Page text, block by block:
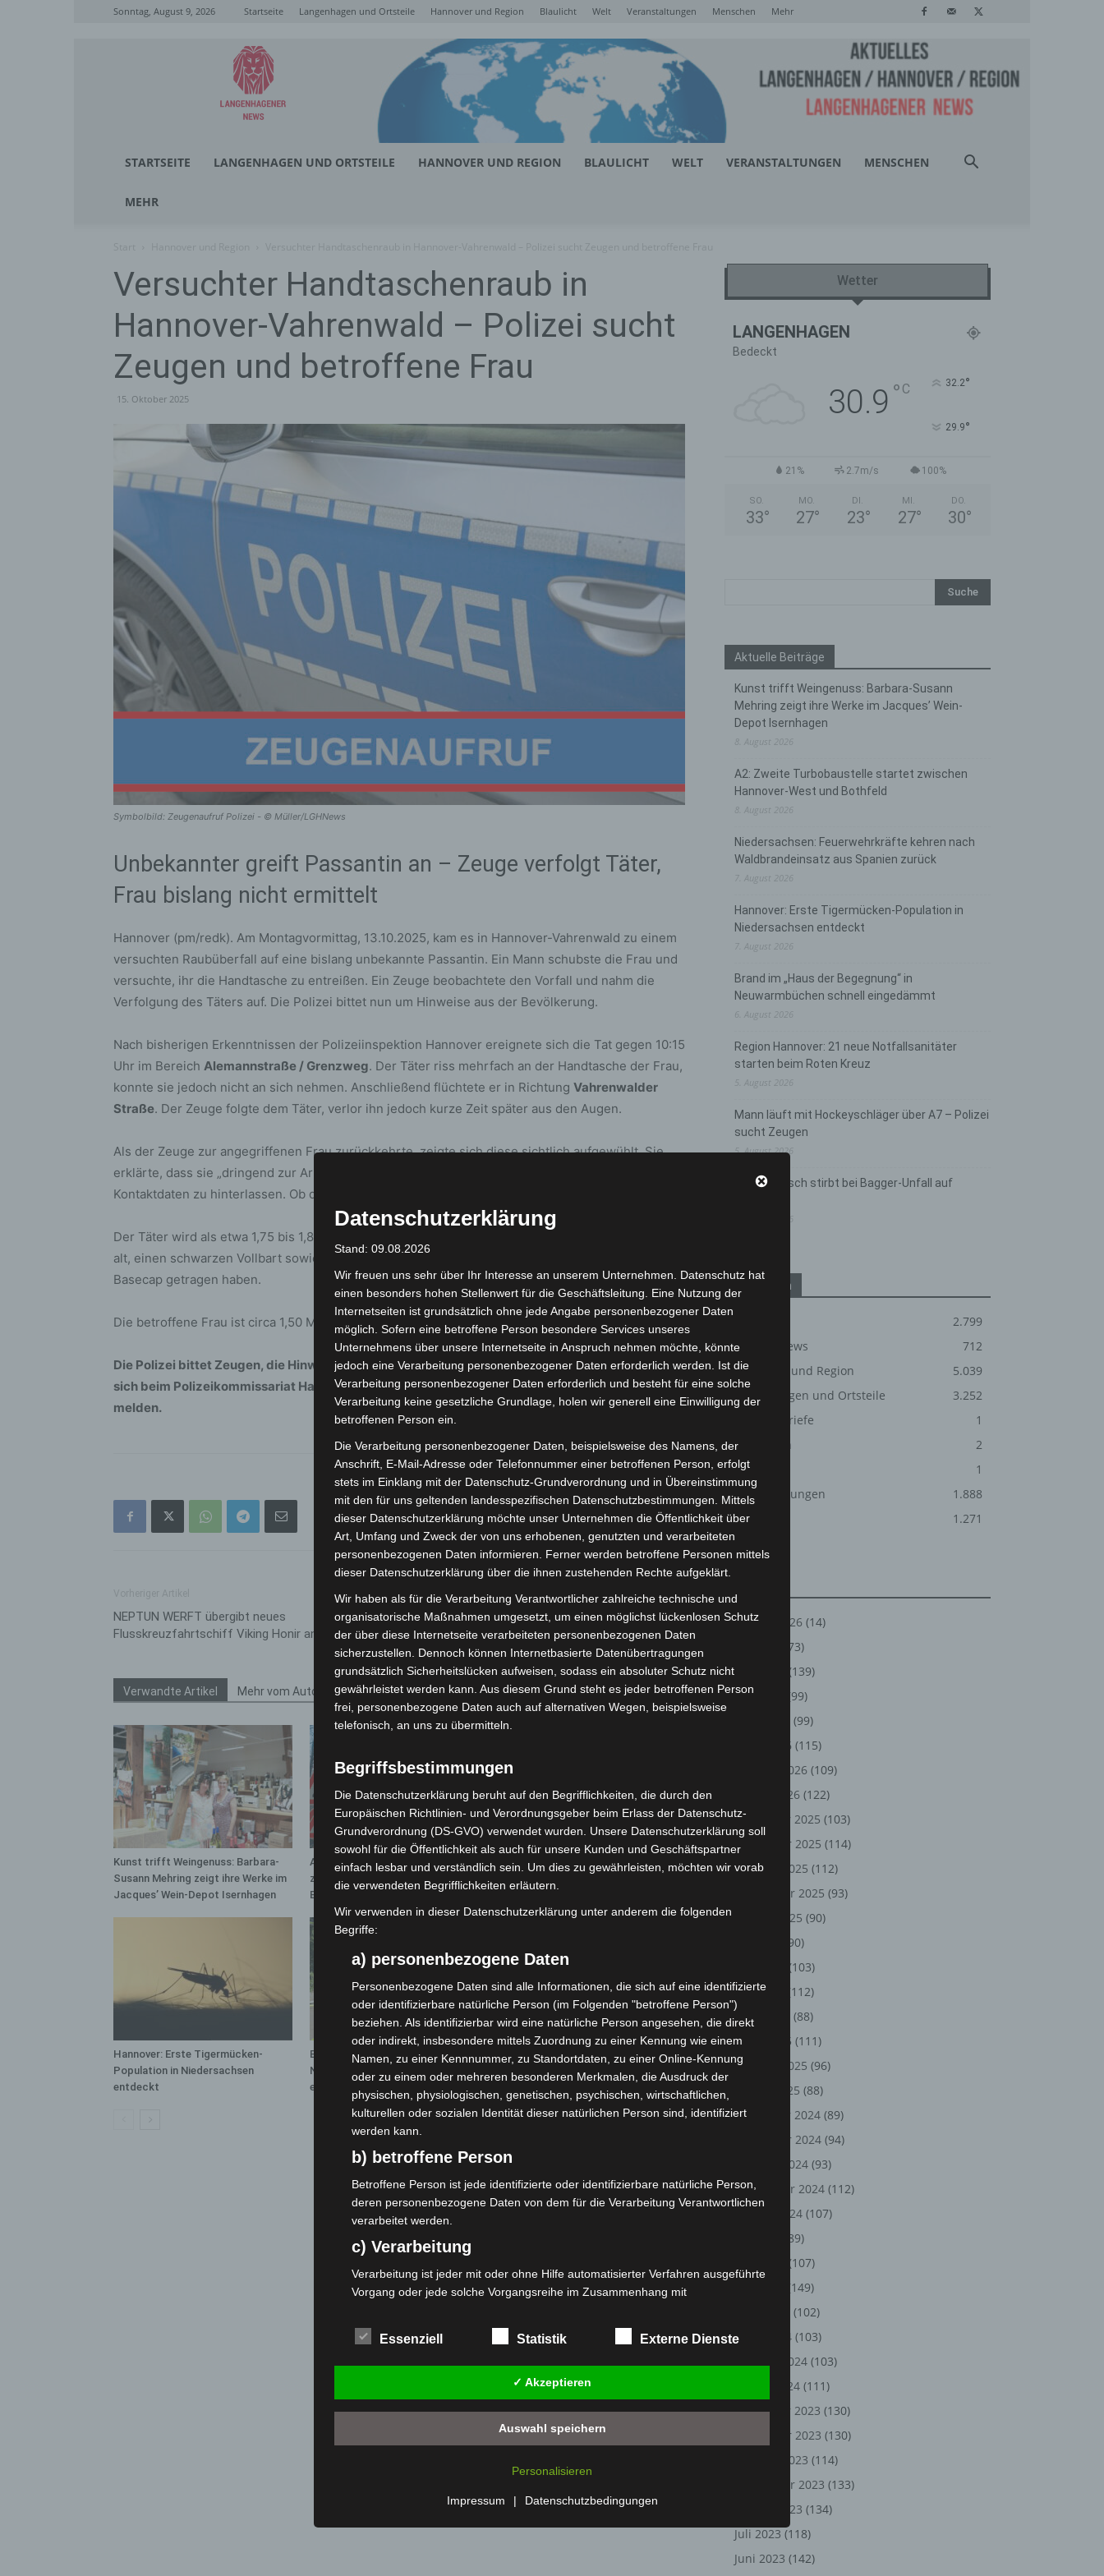
Sonntag, August 9, 2026 Startseite Langenhagen und Ortsteile Hannover und Region Blaulicht Welt Veranstaltungen Menschen Mehr
Langenhagener
News
STARTSEITE LANGENHAGEN UND ORTSTEILE HANNOVER UND REGION BLAULICHT WELT VERANSTALTUNGEN MENSCHEN
MEHR
Versuchter Handtaschenraub in
Hannover-Vahrenwald – Polizei sucht
Zeugen und betroffene Frau
15. Oktober 2025
Symbolbild: Zeugenaufruf Polizei - © Müller/LGHNews
Unbekannter greift Passantin an – Zeuge verfolgt Täter,
Frau bislang nicht ermittelt
Hannover (pm/redk). Am Montagvormittag, 13.10.2025, kam es in Hannover-Vahrenwald zu einem
versuchten Raubüberfall auf eine bislang unbekannte Passantin. Ein Mann schubste die Frau und
versuchte, ihr die Handtasche zu entreißen. Ein Zeuge beobachtete den Vorfall und nahm die
Verfolgung des Täters auf. Die Polizei bittet nun um Hinweise aus der Bevölkerung.
Nach bisherigen Erkenntnissen der Polizeiinspektion Hannover ereignete sich die Tat gegen 10:15
Uhr im Bereich Alemannstraße / Grenzweg. Der Täter riss mehrfach an der Handtasche der Frau,
konnte sie jedoch nicht an sich nehmen. Anschließend flüchtete er in Richtung Vahrenwalder
Straße. Der Zeuge folgte dem Täter, verlor ihn jedoch kurze Zeit später aus den Augen.
Als der Zeuge zur angegriffenen Frau zurückkehrte, zeigte sich diese sichtlich aufgewühlt. Sie
erklärte, dass sie „dringend zur Arbeit müsse“ und verließ daraufhin die Örtlichkeit, ohne ihre
Kontaktdaten zu hinterlassen. Ob die Frau durch den Angriff verletzt wurde, ist bislang unklar.
Der Täter wird als etwa 1,75 bis 1,80 Meter groß und schlank beschrieben. Er soll rund 30 Jahre
alt, einen schwarzen Vollbart sowie einen dunkelblauen Mantel und eine beige-braun gemusterte
Basecap getragen haben.
Die betroffene Frau ist circa 1,50 Meter groß, etwa 55 Jahre alt und hat blonde Haare.
Die Polizei bittet Zeugen, die Hinweise zu dem Täter oder der betroffenen Frau geben können,
sich beim Polizeikommissariat Hannover-Nordstadt unter der Telefonnummer 0511 109-3117 zu
melden.
NEPTUN WERFT übergibt neues
Flusskreuzfahrtschiff Viking Honir an Viking
Nächster Artikel
Neue Übersichtsseite bündelt alle Online-Kurse
der Verbraucherzentralen
Verwandte Artikel Mehr vom Autor
Kunst trifft Weingenuss: Barbara-
Susann Mehring zeigt ihre Werke im
Jacques’ Wein-Depot Isernhagen
A2: Zweite Turbobaustelle startet
zwischen Hannover-West und
Bothfeld
Niedersachsen: Feuerwehrkräfte
kehren nach Waldbrandeinsatz aus
Hannover: Erste Tigermücken-
Population in Niedersachsen
entdeckt
Brand im „Haus der Begegnung“ in
Neuwarmbüchen schnell
eingedämmt
Region Hannover: 21 neue
Notfallsanitäter starten beim Roten
Wetter
LANGENHAGEN
Bedeckt
30.9 ° C 32.2°
29.9°
21% 2.7m/s 100%
SO.
33°
MO.
27°
DI.
23°
MI.
27°
DO.
30°
Aktuelle Beiträge
Kunst trifft Weingenuss: Barbara-Susann
Mehring zeigt ihre Werke im Jacques’ Wein-
Depot Isernhagen
8. August 2026
A2: Zweite Turbobaustelle startet zwischen
Hannover-West und Bothfeld
8. August 2026
Niedersachsen: Feuerwehrkräfte kehren nach
Waldbrandeinsatz aus Spanien zurück
7. August 2026
Hannover: Erste Tigermücken-Population in
Niedersachsen entdeckt
7. August 2026
Brand im „Haus der Begegnung“ in
Neuwarmbüchen schnell eingedämmt
6. August 2026
Region Hannover: 21 neue Notfallsanitäter
starten beim Roten Kreuz
5. August 2026
Mann läuft mit Hockeyschläger über A7 – Polizei
sucht Zeugen
5. August 2026
Celle: Mensch stirbt bei Bagger-Unfall auf
Kategorien
2.799
Corona-News
712
Hannover und Region
5.039
Langenhagen und Ortsteile
3.252
Leserbriefe
1
Menschen
2
Über uns
1
Veranstaltungen
1.888
Welt
1.271
August 2026 (14)
(73)
(139)
Mai 2026
(99)
(99)
März 2026 (115)
Februar 2026 (109)
Januar 2026 (122)
Dezember 2025 (103)
November 2025 (114)
Oktober 2025 (112)
September 2025 (93)
August 2025 (90)
(90)
(103)
Mai 2025
(112)
April 2025
(88)
März 2025 (111)
Februar 2025 (96)
Januar 2025 (88)
Dezember 2024 (89)
November 2024 (94)
Oktober 2024 (93)
September 2024 (112)
August 2024 (107)
(89)
(107)
(149)
(102)
März 2024 (103)
Februar 2024 (103)
Januar 2024 (111)
Dezember 2023 (130)
November 2023 (130)
Oktober 2023 (114)
September 2023 (133)
August 2023 (134)
Juli 2023 (118)
Juni 2023 (142)
Datenschutzerklärung
Stand: 09.08.2026
Wir freuen uns sehr über Ihr Interesse an unserem Unternehmen. Datenschutz hat
einen besonders hohen Stellenwert für die Geschäftsleitung. Eine Nutzung der
Internetseiten ist grundsätzlich ohne jede Angabe personenbezogener Daten
möglich. Sofern eine betroffene Person besondere Services unseres
Unternehmens über unsere Internetseite in Anspruch nehmen möchte, könnte
jedoch eine Verarbeitung personenbezogener Daten erforderlich werden. Ist die
Verarbeitung personenbezogener Daten erforderlich und besteht für eine solche
Verarbeitung keine gesetzliche Grundlage, holen wir generell eine Einwilligung der
betroffenen Person ein.
Die Verarbeitung personenbezogener Daten, beispielsweise des Namens, der
Anschrift, E-Mail-Adresse oder Telefonnummer einer betroffenen Person, erfolgt
stets im Einklang mit der Datenschutz-Grundverordnung und in Übereinstimmung
mit den für uns geltenden landesspezifischen Datenschutzbestimmungen. Mittels
dieser Datenschutzerklärung möchte unser Unternehmen die Öffentlichkeit über
Art, Umfang und Zweck der von uns erhobenen, genutzten und verarbeiteten
personenbezogenen Daten informieren. Ferner werden betroffene Personen mittels
dieser Datenschutzerklärung über die ihnen zustehenden Rechte aufgeklärt.
Wir haben als für die Verarbeitung Verantwortlicher zahlreiche technische und
organisatorische Maßnahmen umgesetzt, um einen möglichst lückenlosen Schutz
der über diese Internetseite verarbeiteten personenbezogenen Daten
sicherzustellen. Dennoch können Internetbasierte Datenübertragungen
grundsätzlich Sicherheitslücken aufweisen, sodass ein absoluter Schutz nicht
gewährleistet werden kann. Aus diesem Grund steht es jeder betroffenen Person
frei, personenbezogene Daten auch auf alternativen Wegen, beispielsweise
telefonisch, an uns zu übermitteln.
Begriffsbestimmungen
Die Datenschutzerklärung beruht auf den Begrifflichkeiten, die durch den
Europäischen Richtlinien- und Verordnungsgeber beim Erlass der Datenschutz-
Grundverordnung (DS-GVO) verwendet wurden. Unsere Datenschutzerklärung soll
sowohl für die Öffentlichkeit als auch für unsere Kunden und Geschäftspartner
einfach lesbar und verständlich sein. Um dies zu gewährleisten, möchten wir vorab
die verwendeten Begrifflichkeiten erläutern.
Wir verwenden in dieser Datenschutzerklärung unter anderem die folgenden
Begriffe:
a) personenbezogene Daten
Personenbezogene Daten sind alle Informationen, die sich auf eine identifizierte
oder identifizierbare natürliche Person (im Folgenden "betroffene Person")
beziehen. Als identifizierbar wird eine natürliche Person angesehen, die direkt
oder indirekt, insbesondere mittels Zuordnung zu einer Kennung wie einem
Namen, zu einer Kennnummer, zu Standortdaten, zu einer Online-Kennung
oder zu einem oder mehreren besonderen Merkmalen, die Ausdruck der
physischen, physiologischen, genetischen, psychischen, wirtschaftlichen,
kulturellen oder sozialen Identität dieser natürlichen Person sind, identifiziert
werden kann.
b) betroffene Person
Betroffene Person ist jede identifizierte oder identifizierbare natürliche Person,
deren personenbezogene Daten von dem für die Verarbeitung Verantwortlichen
verarbeitet werden.
c) Verarbeitung
Verarbeitung ist jeder mit oder ohne Hilfe automatisierter Verfahren ausgeführte
Vorgang oder jede solche Vorgangsreihe im Zusammenhang mit
das Ordnen, die Speicherung, die Anpassung oder Veränderung, das Auslesen,
das Abfragen, die Verwendung, die Offenlegung durch Übermittlung, Verbreitung
oder eine andere Form der Bereitstellung, den Abgleich oder die Verknüpfung,
die Einschränkung, das Löschen oder die Vernichtung.
d) Einschränkung der Verarbeitung
Einschränkung der Verarbeitung ist die Markierung gespeicherter
Profiling ist jede Art der automatisierten Verarbeitung personenbezogener
Daten, die darin besteht, dass diese personenbezogenen Daten verwendet
werden, um bestimmte persönliche Aspekte, die sich auf eine natürliche Person
Essenziell Statistik Externe Dienste
✓ Akzeptieren
Auswahl speichern
Personalisieren
Impressum | Datenschutzbedingungen